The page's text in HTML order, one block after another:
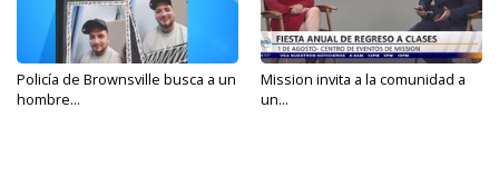
Policía de Brownsville busca a un
hombre...
Mission invita a la comunidad a
un...